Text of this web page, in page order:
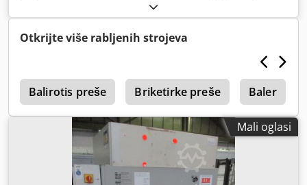
Otkrijte više rabljenih strojeva
Balirotis preše Briketirke preše Baler
Mali oglasi